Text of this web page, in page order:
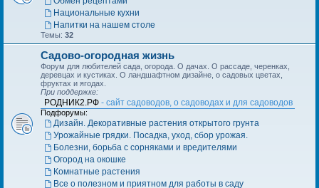
Национальные кухни
Напитки на нашем столе
Темы: 32
Садово-огородная жизнь
Форум для любителей сада, огорода. О дачах. О рассаде, черенках,
деревцах и кустиках. О ландшафтном дизайне, о садовых цветах,
фруктах и ягодах.
При поддержке:
РОДНИК2.РФ - сайт садоводов, о садоводах и для садоводов
Подфорумы:
Дизайн. Декоративные растения открытого грунта
Урожайные грядки. Посадка, уход, сбор урожая.
Болезни, борьба с сорняками и вредителями
Огород на окошке
Комнатные растения
Все о полезном и приятном для работы в саду